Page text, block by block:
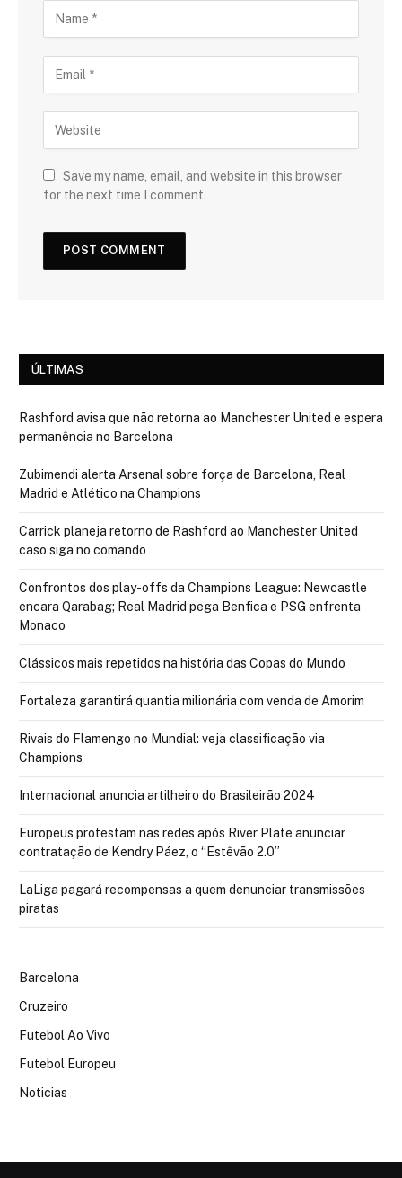
Save my name, email, and website in this browser
for the next time I comment.
ÚLTIMAS
Rashford avisa que não retorna ao Manchester United e espera
permanência no Barcelona
Zubimendi alerta Arsenal sobre força de Barcelona, Real
Madrid e Atlético na Champions
Carrick planeja retorno de Rashford ao Manchester United
caso siga no comando
Confrontos dos play-offs da Champions League: Newcastle
encara Qarabag; Real Madrid pega Benfica e PSG enfrenta
Monaco
Clássicos mais repetidos na história das Copas do Mundo
Fortaleza garantirá quantia milionária com venda de Amorim
Rivais do Flamengo no Mundial: veja classificação via
Champions
Internacional anuncia artilheiro do Brasileirão 2024
Europeus protestam nas redes após River Plate anunciar
contratação de Kendry Páez, o “Estêvão 2.0”
LaLiga pagará recompensas a quem denunciar transmissões
piratas
Barcelona
Cruzeiro
Futebol Ao Vivo
Futebol Europeu
Noticias